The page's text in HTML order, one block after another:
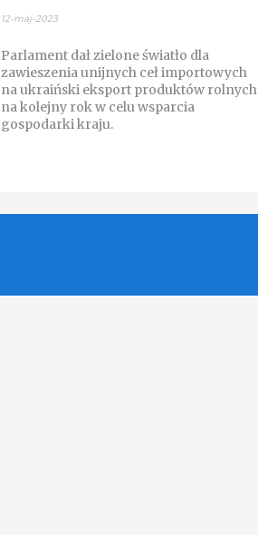
12-maj-2023
Parlament dał zielone światło dla
zawieszenia unijnych ceł importowych
na ukraiński eksport produktów rolnych
na kolejny rok w celu wsparcia
gospodarki kraju.